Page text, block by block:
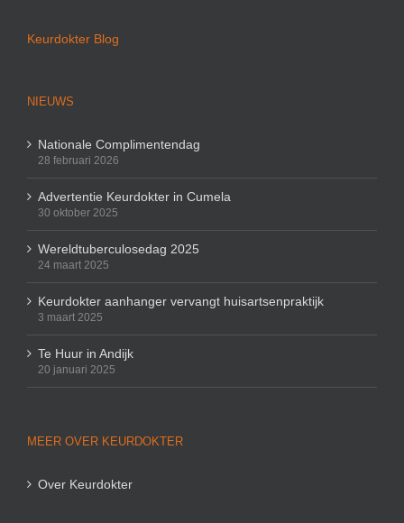
Keurdokter Blog
NIEUWS
Nationale Complimentendag
28 februari 2026
Advertentie Keurdokter in Cumela
30 oktober 2025
Wereldtuberculosedag 2025
24 maart 2025
Keurdokter aanhanger vervangt huisartsenpraktijk
3 maart 2025
Te Huur in Andijk
20 januari 2025
MEER OVER KEURDOKTER
Over Keurdokter